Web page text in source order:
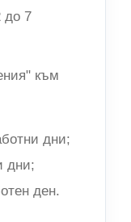
до 7
към
дни;
дни;
ден.